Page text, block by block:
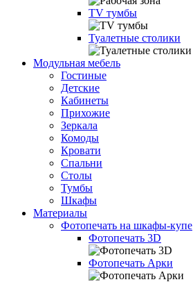
TV тумбы
Туалетные столики
Модульная мебель
Гостиные
Детские
Кабинеты
Прихожие
Зеркала
Комоды
Кровати
Спальни
Столы
Тумбы
Шкафы
Материалы
Фотопечать на шкафы-купе
Фотопечать 3D
Фотопечать Арки